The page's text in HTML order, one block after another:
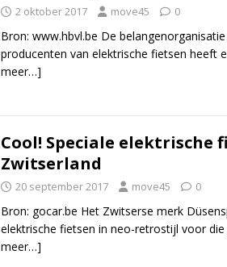
2 oktober 2017 move45 0
Bron: www.hbvl.be De
producenten van elektrische fietsen heeft
meer…]
Cool! Speciale elektrische
Zwitserland
20 september 2017 move45 0
Bron: gocar.be Het Zwitserse merk
elektrische fietsen in neo-retrostijl voor die
meer…]